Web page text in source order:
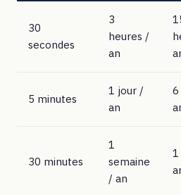
30
secondes
3
heures /
an
5 minutes
1 jour /
an
6
30 minutes
1
semaine
/ an
1